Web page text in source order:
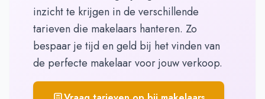
inzicht te krijgen in de verschillende
tarieven die makelaars hanteren. Zo
bespaar je tijd en geld bij het vinden van
de perfecte makelaar voor jouw verkoop.